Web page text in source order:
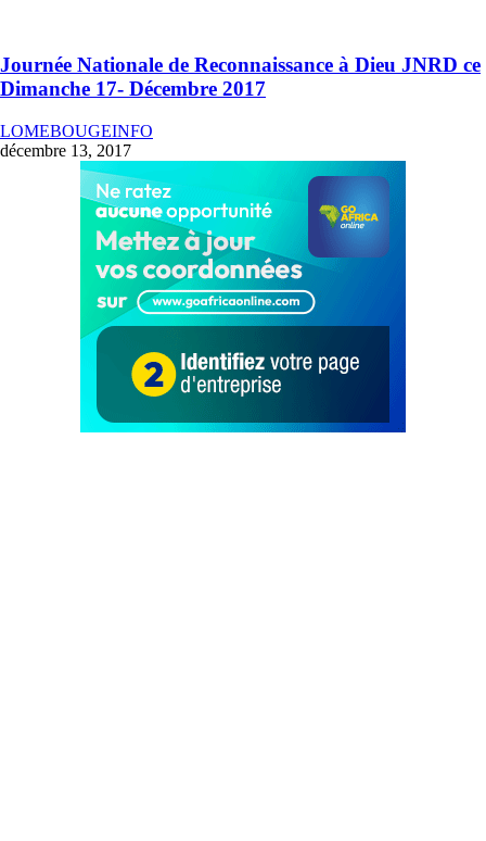
Journée Nationale de Reconnaissance à Dieu JNRD ce
Dimanche 17- Décembre 2017
LOMEBOUGEINFO
décembre 13, 2017